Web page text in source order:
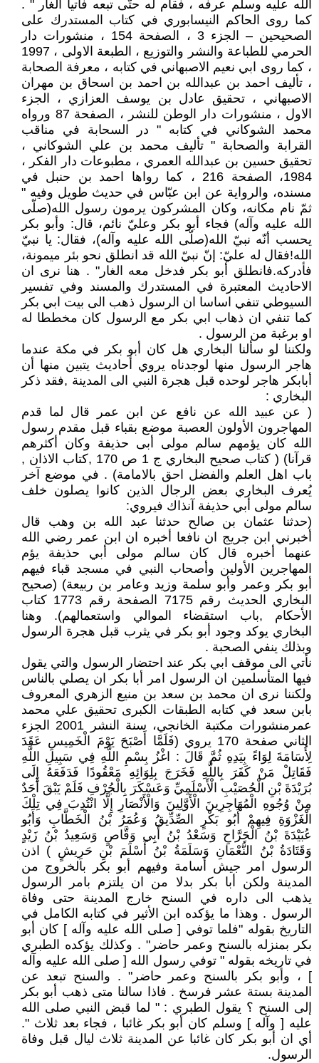
الله عليه وسلّم عرفه ، فقام له حتّى تبعه فأتيا الغار " .
كما روى الحاكم النيسابوري في كتاب المستدرك على
الصحيحين – الجزء 3 ، الصفحة 154 ، منشورات دار
الحرمي للطباعة والنشر والتوزيع ، الطبعة الاولى ، 1997
، كما روى ابي نعيم الاصبهاني في كتابه ، معرفة الصحابة
، تأليف احمد بن عبدالله بن احمد بن اسحاق بن مهران
الاصبهاني ، تحقيق عادل بن يوسف العزازي ، الجزء
الاول ، منشورات دار الوطن للنشر ، الصفحة 87 ورواه
محمد الشوكاني في كتابه " در السحابة في مناقب
القرابة والصحابة " تأليف محمد بن علي الشوكاني ،
تحقيق حسين بن عبدالله العمري ، مطبوعات دار الفكر ،
1984، الصفحة 216 ، كما رواها احمد بن حنبل في
مسنده، والرواية عن ابن عبّاس في حديث طويل وفيه "
ثمّ نام مكانه، وكان المشركون يرمون رسول الله(صلّى
الله عليه وآله) فجاء أبو بكر وعليّ نائم، قال: وأبو بكر
يحسب أنّه نبيّ الله(صلّى الله عليه وآله)، فقال: يا نبيّ
الله!فقال له عليّ: إنّ نبيّ الله قد انطلق نحو بئر ميمونة،
فأدركه.فانطلق أبو بكر فدخل معه الغار" . هنا نرى ان
الاحاديث المعتبرة في المستدرك والمسند وفي تفسير
السيوطي تنفي اساسا ان الرسول ذهب الى بيت ابي بكر
كما تنفي ان ذهاب ابي بكر مع الرسول كان مخططا له
او برغبة من الرسول .
ولكننا لو سألنا البخاري هل كان أبو بكر في مكة عندما
هاجر الرسول منها لوجدناه يروي أحاديث يتبين منها أن
أبابكر هاجر لوحده قبل هجرة النبي الى المدينة ,فقد ذكر
البخاري :
( عن عبيد الله عن نافع عن ابن عمر قال لما قدم
المهاجرون الأولون العصبة موضع بقباء قبل مقدم رسول
الله كان يؤمهم سالم مولى أبى حذيفة وكان أكثرهم
قرآنا) ( كتاب صحيح البخاري ج 1 ص 170 ,كتاب الاذان ,
باب اهل العلم والفضل احق بالامامة) . في موضع آخر
يُعرف البخاري بعض الرجال الذين كانوا يصلون خلف
سالم مولى أبي حذيفة آنذاك فيروي:
(حدثنا عثمان بن صالح حدثنا عبد الله بن وهب قال
أخبرني ابن جريج ان نافعا أخبره ان ابن عمر رضي الله
عنهما أخبره قال كان سالم مولى أبي حذيفة يؤم
المهاجرين الأولين وأصحاب النبي في مسجد قباء فيهم
أبو بكر وعمر وأبو سلمة وزيد وعامر بن ربيعة) (صحيح
البخاري الحديث رقم 7175 الصفحة رقم 1773 كتاب
الأحكام ,باب استقضاء الموالي واستعمالهم). وهنا
البخاري يوكد وجود أبو بكر في يثرب قبل هجرة الرسول
وبذلك ينفي الصحبة .
نأتي الى موقف ابي بكر عند احتضار الرسول والتي يقول
فيها المتأسلمين ان الرسول امر أبا بكر ان يصلي بالناس
ولكننا نرى ان محمد بن سعد بن منيع الزهري المعروف
بابن سعد في كتابه الطبقات الكبرى تحقيق علي محمد
عمرمنشورات مكتبة الخانجي، سنة النشر 2001 الجزء
الثاني صفحة 170 يروي (فَلَمَّا أَصْبَحَ يَوْمَ الْخَمِيسِ عَقَدَ
لِأُسَامَةَ لِوَاءً بِيَدِهِ ثُمَّ قَالَ : اغْزُ بِسْمِ اللَّهِ فِي سَبِيلِ اللَّهِ
فَقَاتِلْ مَنْ كَفَرَ بِاللَّهِ فَخَرَجَ بِلِوَائِهِ مَعْقُودًا فَدَفَعَهُ إِلَى
بُرَيْدَةَ بْنِ الْحُصَيْبِ الْأَسْلَمِيِّ وَعَسْكَرَ بِالْجُرْفِ فَلَمْ يَبْقَ أَحَدٌ
مِنْ وُجُوهِ الْمُهَاجِرِينَ الْأَوَّلِينَ وَالْأَنْصَارِ إِلَّا انْتُدِبَ فِي تِلْكَ
الْغَزْوَةِ فِيهِمْ أَبُو بَكْرٍ الصِّدِّيقُ وَعُمَرُ بْنُ الْخَطَّابِ وَأَبُو
عُبَيْدَةَ بْنُ الْجَرَّاحِ وَسَعْدُ بْنُ أَبِي وَقَّاصٍ وَسَعِيدُ بْنُ زَيْدٍ
وَقَتَادَةُ بْنُ النُّعْمَانِ وَسَلَمَةُ بْنُ أَسْلَمَ بْنِ حَرِيشٍ ) اذن
الرسول امر جيش أسامة وفيهم أبو بكر بالخروج من
المدينة ولكن أبا بكر بدلا من ان يلتزم بامر الرسول
يذهب الى داره في السنح خارج المدينة حتى وفاة
الرسول . وهذا ما يؤكده ابن الأثير في كتابه الكامل في
التاريخ بقوله "فلما توفي [ صلى الله عليه وآله ] كان أبو
بكر بمنزله بالسنح وعمر حاضر" . وكذلك يؤكده الطبري
في تاريخه بقوله " توفي رسول الله [ صلى الله عليه وآله
] ، وأبو بكر بالسنح وعمر حاضر" . والسنح تبعد عن
المدينة بستة عشر فرسخ . فاذا سالنا متى ذهب أبو بكر
إلى السنح ؟ يقول الطبري : " لما قبض النبي صلى الله
عليه [ وآله ] وسلم كان أبو بكر غائبا ، فجاء بعد ثلاث ".
أي ان أبو بكر كان غائبا عن المدينة ثلاث ليال قبل وفاة
الرسول.